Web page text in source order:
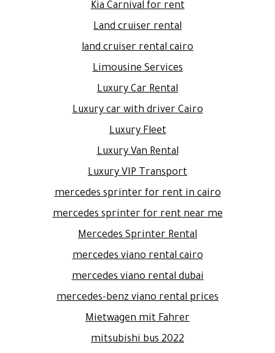
Kia Carnival for rent
Land cruiser rental
land cruiser rental cairo
Limousine Services
Luxury Car Rental
Luxury car with driver Cairo
Luxury Fleet
Luxury Van Rental
Luxury VIP Transport
mercedes sprinter for rent in cairo
mercedes sprinter for rent near me
Mercedes Sprinter Rental
mercedes viano rental cairo
mercedes viano rental dubai
mercedes-benz viano rental prices
Mietwagen mit Fahrer
mitsubishi bus 2022